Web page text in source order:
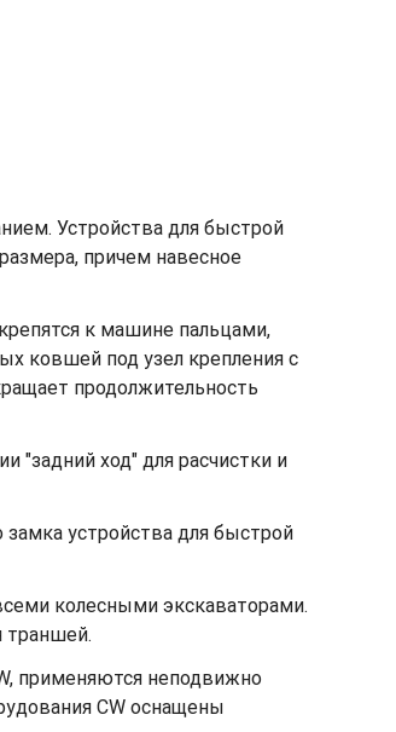
Устройства для быстрой
причем навесное
к машине пальцами,
ковшей под узел крепления с
продолжительность
"задний ход" для расчистки и
устройства для быстрой
колесными экскаваторами.
траншей.
применяются неподвижно
CW оснащены